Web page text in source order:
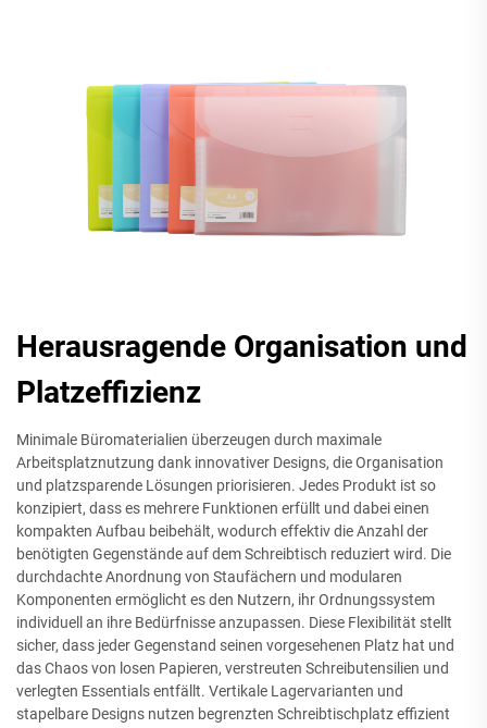
Herausragende Organisation und
Platzeffizienz
Minimale Büromaterialien überzeugen durch maximale
Arbeitsplatznutzung dank innovativer Designs, die Organisation
und platzsparende Lösungen priorisieren. Jedes Produkt ist so
konzipiert, dass es mehrere Funktionen erfüllt und dabei einen
kompakten Aufbau beibehält, wodurch effektiv die Anzahl der
benötigten Gegenstände auf dem Schreibtisch reduziert wird. Die
durchdachte Anordnung von Staufächern und modularen
Komponenten ermöglicht es den Nutzern, ihr Ordnungssystem
individuell an ihre Bedürfnisse anzupassen. Diese Flexibilität stellt
sicher, dass jeder Gegenstand seinen vorgesehenen Platz hat und
das Chaos von losen Papieren, verstreuten Schreibutensilien und
verlegten Essentials entfällt. Vertikale Lagervarianten und
stapelbare Designs nutzen begrenzten Schreibtischplatz effizient